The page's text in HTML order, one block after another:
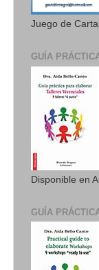
Juego de
GUÍA
Disponible en
GUÍA